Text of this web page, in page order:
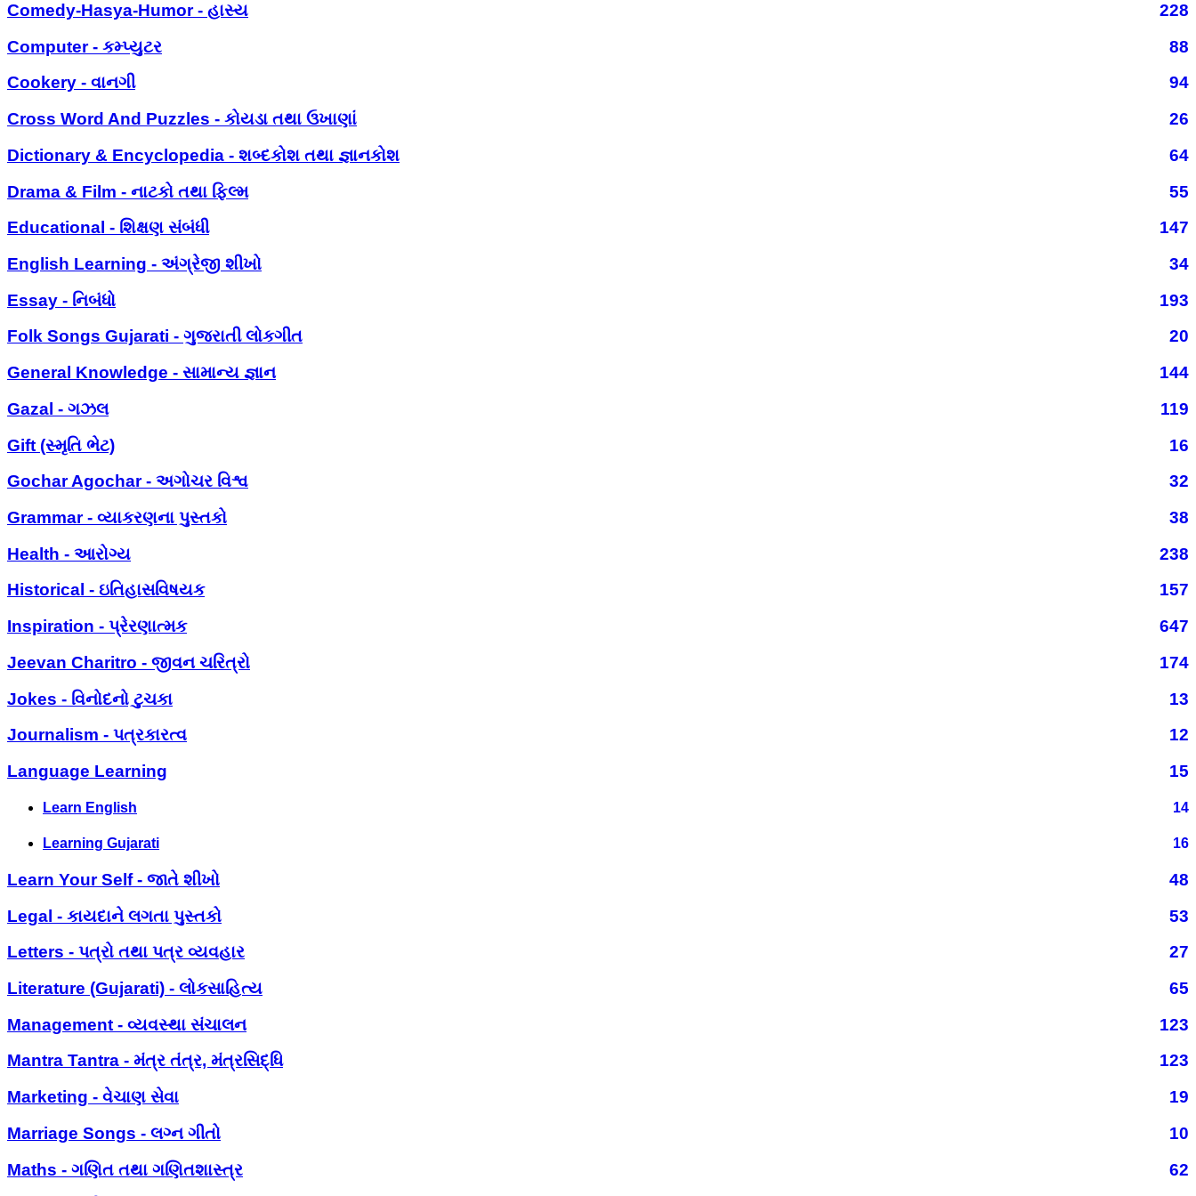
Comedy-Hasya-Humor - હાસ્ય
228
Computer - કમ્પ્યુટર
88
Cookery - વાનગી
94
Cross Word And Puzzles - કોયડા તથા ઉખાણાં
26
Dictionary & Encyclopedia - શબ્દકોશ તથા જ્ઞાનકોશ
64
Drama & Film - નાટકો તથા ફિલ્મ
55
Educational - શિક્ષણ સંબંધી
147
English Learning - અંગ્રેજી શીખો
34
Essay - નિબંધો
193
Folk Songs Gujarati - ગુજરાતી લોકગીત
20
General Knowledge - સામાન્ય જ્ઞાન
144
Gazal - ગઝલ
119
Gift (સ્મૃતિ ભેટ)
16
Gochar Agochar - અગોચર વિશ્વ
32
Grammar - વ્યાકરણના પુસ્તકો
38
Health - આરોગ્ય
238
Historical - ઇતિહાસવિષયક
157
Inspiration - પ્રેરણાત્મક
647
Jeevan Charitro - જીવન ચરિત્રો
174
Jokes - વિનોદનો ટુચકા
13
Journalism - પત્રકારત્વ
12
Language Learning
15
Learn English 14
Learning Gujarati 16
Learn Your Self - જાતે શીખો
48
Legal - કાયદાને લગતા પુસ્તકો
53
Letters - પત્રો તથા પત્ર વ્યવહાર
27
Literature (Gujarati) - લોકસાહિત્ય
65
Management - વ્યવસ્થા સંચાલન
123
Mantra Tantra - મંત્ર તંત્ર, મંત્રસિદ્ધિ
123
Marketing - વેચાણ સેવા
19
Marriage Songs - લગ્ન ગીતો
10
Maths - ગણિત તથા ગણિતશાસ્ત્ર
62